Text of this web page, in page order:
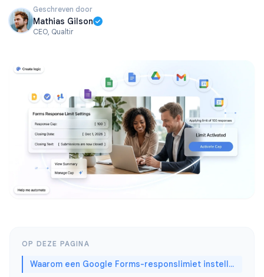
Geschreven door
Mathias Gilson
CEO, Qualtir
OP DEZE PAGINA
Waarom een Google Forms-responslimiet instellen?